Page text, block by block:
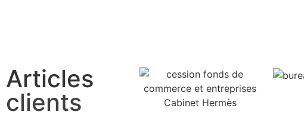
Articles
clients